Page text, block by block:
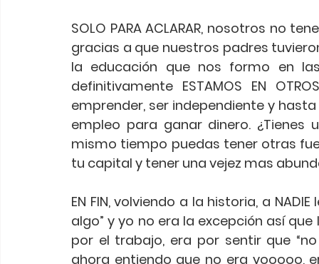
SOLO PARA ACLARAR, nosotros no
gracias a que nuestros padres
la educación que nos formo en
definitivamente ESTAMOS EN
emprender, ser independiente y
empleo para ganar dinero. ¿Tienes
mismo tiempo puedas tener otras
tu capital y tener una vejez mas
EN FIN, volviendo a la historia, a
algo” y yo no era la excepción así
por el trabajo, era por sentir que
ahora entiendo que no era yooooo,